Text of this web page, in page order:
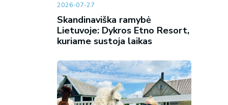
2026-07-27
Skandinaviška ramybė
Lietuvoje: Dykros Etno Resort,
kuriame sustoja laikas